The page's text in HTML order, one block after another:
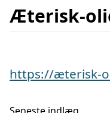
Æterisk-
https://æterisk-